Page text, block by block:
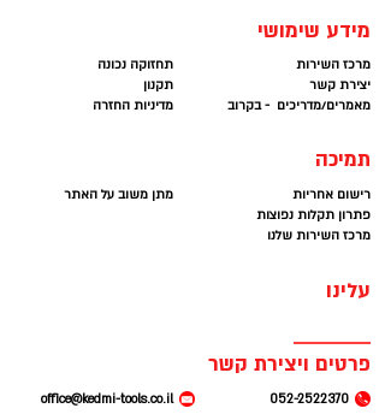
ועוד — מבלי להתפשר על הגנה.
מידע שימושי
תחזוקה נכונה
תקנון
מדיניות החזרה
מרכז השירות
יצירת קשר
מאמרים/מדריכים - בקרוב
תמיכה
מתן משוב על האתר
רישום אחריות
פתרון תקלות נפוצות
מרכז השירות שלנו
עלינו
פרטים ויצירת קשר
office@kedmi-tools.co.il
052-2522370